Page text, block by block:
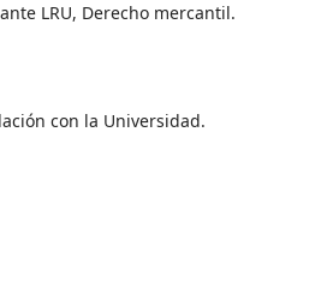
LRU, Derecho mercantil.
con la Universidad.